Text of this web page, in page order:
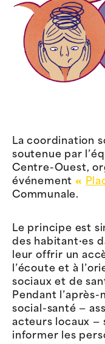
La coordination
soutenue par
Centre-Ouest,
événement«
Communale.
Le principe est
des habitant·es
leur offrir un
l’écoute et à
sociaux et de
Pendant l’après-
social-santé —
acteurs locaux —
informer les